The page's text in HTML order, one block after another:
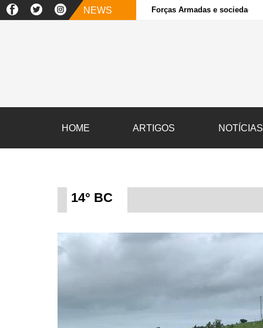
NEWS Forças Armadas e sociedade
HOME ARTIGOS NOTÍCIAS
14° BC